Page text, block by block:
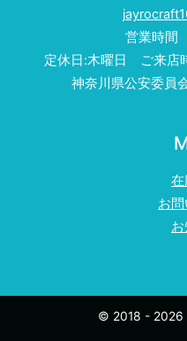
営業時間
定休日:木曜日 ご来店
神奈川県公安委員
在
お
© 2018 - 2026